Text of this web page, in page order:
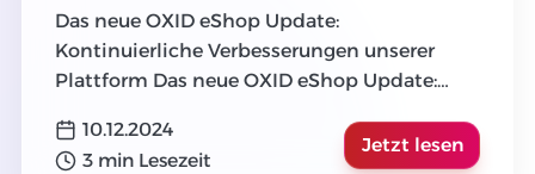
Verbesserungen unserer
Plattform
Das neue OXID eShop Update:
Kontinuierliche Verbesserungen unserer
Plattform Das neue OXID eShop Update:
10.12.2024
3 min Lesezeit
Jetzt lesen